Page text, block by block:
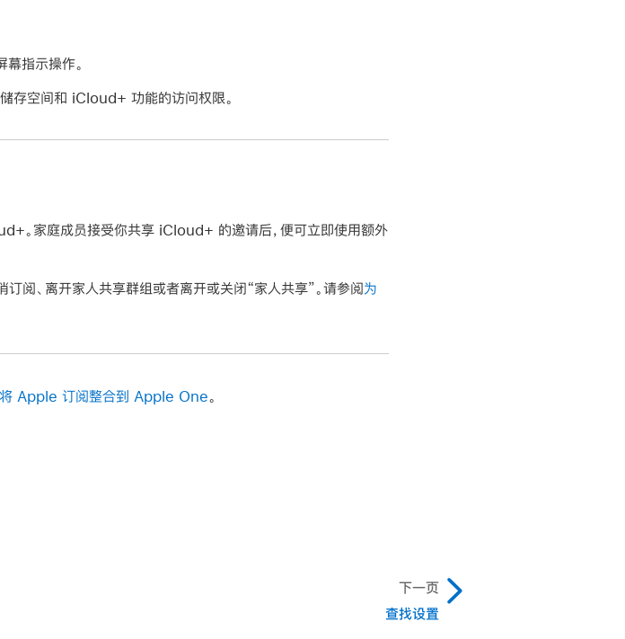
指示操作。
存空间和 iCloud+ 功能的访问权限。
。家庭成员接受你共享 iCloud+ 的邀请后，便可立即使用额外
阅、离开家人共享群组或者离开或关闭“家人共享”。请参阅为
将 Apple 订阅整合到 Apple One。
下一页
查找设置